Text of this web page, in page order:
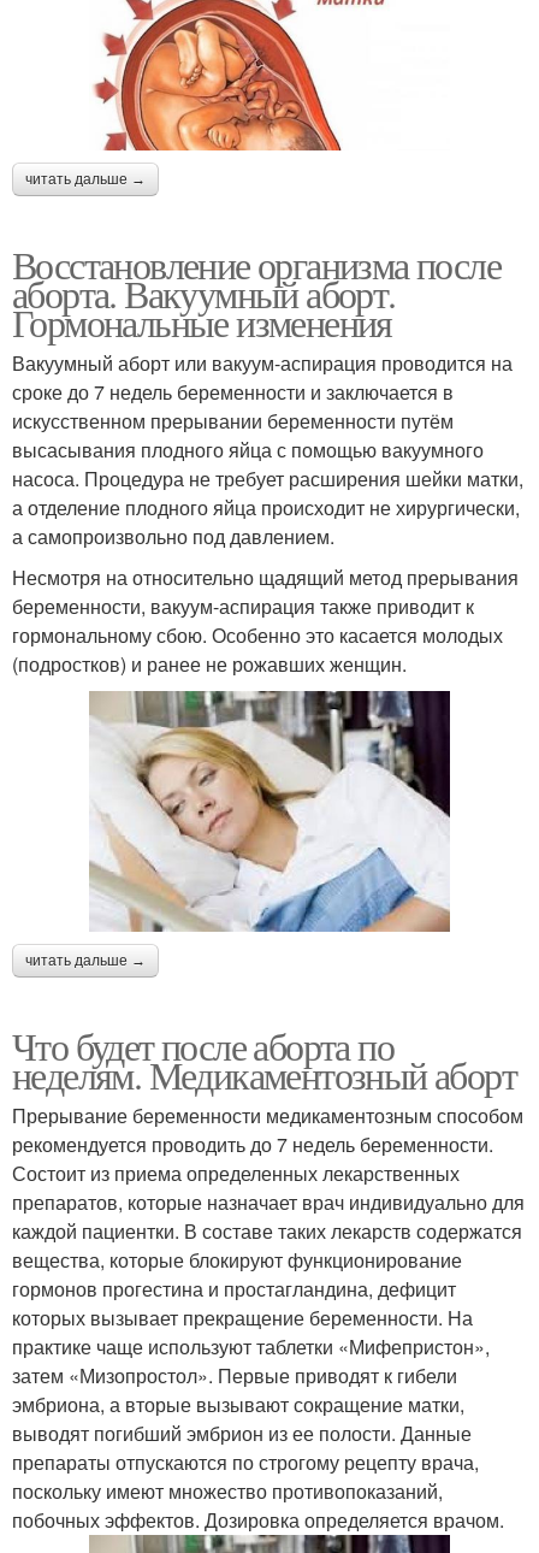
читать дальше →
Восстановление организма после
аборта. Вакуумный аборт.
Гормональные изменения
Вакуумный аборт или вакуум-аспирация проводится на
сроке до 7 недель беременности и заключается в
искусственном прерывании беременности путём
высасывания плодного яйца с помощью вакуумного
насоса. Процедура не требует расширения шейки матки,
а отделение плодного яйца происходит не хирургически,
а самопроизвольно под давлением.
Несмотря на относительно щадящий метод прерывания
беременности, вакуум-аспирация также приводит к
гормональному сбою. Особенно это касается молодых
(подростков) и ранее не рожавших женщин.
читать дальше →
Что будет после аборта по
неделям. Медикаментозный аборт
Прерывание беременности медикаментозным способом
рекомендуется проводить до 7 недель беременности.
Состоит из приема определенных лекарственных
препаратов, которые назначает врач индивидуально для
каждой пациентки. В составе таких лекарств содержатся
вещества, которые блокируют функционирование
гормонов прогестина и простагландина, дефицит
которых вызывает прекращение беременности. На
практике чаще используют таблетки «Мифепристон»,
затем «Мизопростол». Первые приводят к гибели
эмбриона, а вторые вызывают сокращение матки,
выводят погибший эмбрион из ее полости. Данные
препараты отпускаются по строгому рецепту врача,
поскольку имеют множество противопоказаний,
побочных эффектов. Дозировка определяется врачом.